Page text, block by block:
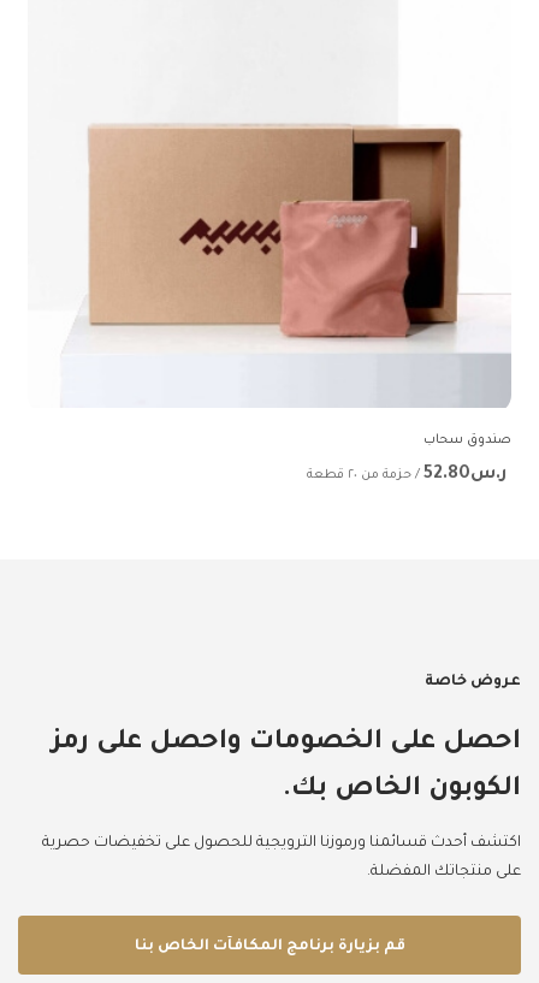
صندوق سحاب
ر.س52.80 / حزمة من ٢٠ قطعة
عروض خاصة
احصل على الخصومات واحصل على رمز
الكوبون الخاص بك.
اكتشف أحدث قسائمنا ورموزنا الترويجية للحصول على تخفيضات حصرية
على منتجاتك المفضلة.
قم بزيارة برنامج المكافآت الخاص بنا